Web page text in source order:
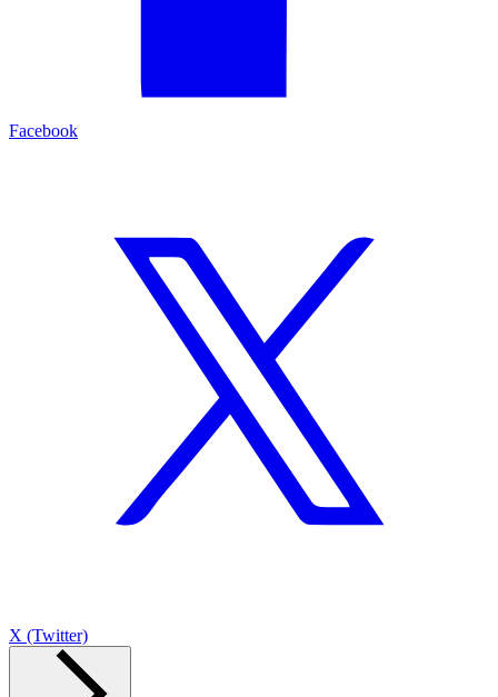
Facebook
X (Twitter)